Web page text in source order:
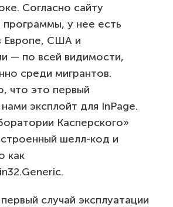
Согласно сайту
программы, у нее есть
Европе, США и
— по всей видимости,
среди мигрантов.
что это первый
эксплойт для InPage.
Касперского»
шелл-код и
как
случай эксплуатации